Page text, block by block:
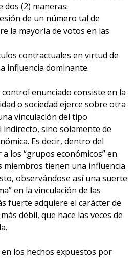
dos (2) maneras:
de un número tal de
la mayoría de votos en las
contractuales en virtud de
influencia dominante.
enunciado consiste en la
o sociedad ejerce sobre otra
vinculación del tipo
sino solamente de
Es decir, dentro del
los “grupos económicos” en
miembros tienen una influencia
observándose así una suerte
en la vinculación de las
fuerte adquiere el carácter de
débil, que hace las veces de
los hechos expuestos por